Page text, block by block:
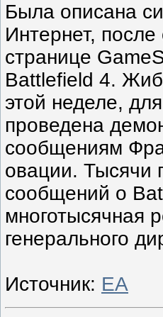
Была описана
Интернет,
странице
Battlefield 4.
этой неделе,
проведена
сообщениям
овации. Тысячи
сообщений о
многотысячная
генерального
Источник: EA